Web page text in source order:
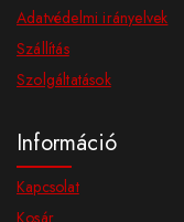
Adatvédelmi irányelvek
Szállítás
Szolgáltatások
Információ
Kapcsolat